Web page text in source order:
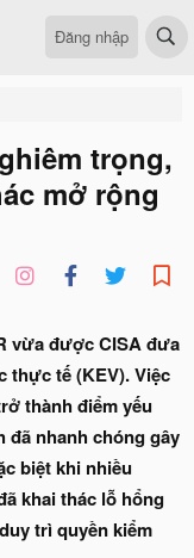
Đăng nhập
trọng,
mở rộng
vừa được CISA đưa
thực tế (KEV). Việc
thành điểm yếu
đã nhanh chóng gây
biệt khi nhiều
khai thác lỗ hổng
trì quyền kiểm